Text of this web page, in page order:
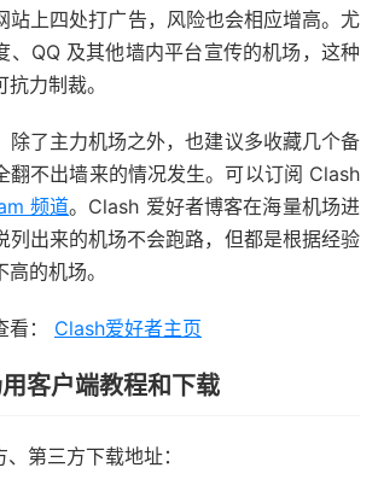
站上四处打广告，风险也会相应增高。尤
、QQ 及其他墙内平台宣传的机场，这种
力制裁。
除了主力机场之外，也建议多收藏几个备
翻不出墙来的情况发生。可以订阅 Clash
频道。Clash 爱好者博客在海量机场进
列出来的机场不会跑路，但都是根据经验
的机场。
看： Clash爱好者主页
客户端教程和下载
第三方下载地址：